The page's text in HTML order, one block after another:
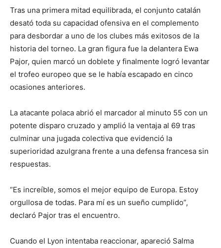
Tras una primera mitad equilibrada, el conjunto catalán
desató toda su capacidad ofensiva en el complemento
para desbordar a uno de los clubes más exitosos de la
historia del torneo. La gran figura fue la delantera Ewa
Pajor, quien marcó un doblete y finalmente logró levantar
el trofeo europeo que se le había escapado en cinco
ocasiones anteriores.
La atacante polaca abrió el marcador al minuto 55 con un
potente disparo cruzado y amplió la ventaja al 69 tras
culminar una jugada colectiva que evidenció la
superioridad azulgrana frente a una defensa francesa sin
respuestas.
“Es increíble, somos el mejor equipo de Europa. Estoy
orgullosa de todas. Para mí es un sueño cumplido”,
declaró Pajor tras el encuentro.
Cuando el Lyon intentaba reaccionar, apareció Salma